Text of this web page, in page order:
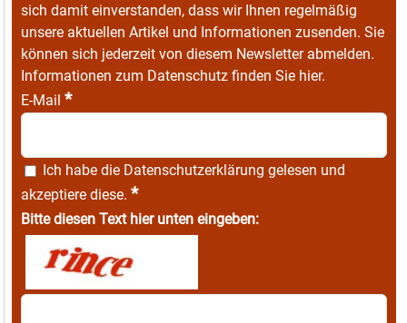
sich damit einverstanden, dass wir Ihnen regelmäßig
unsere aktuellen Artikel und Informationen zusenden. Sie
können sich jederzeit von diesem Newsletter abmelden.
Informationen zum Datenschutz finden Sie hier.
E-Mail *
Ich habe die Datenschutzerklärung gelesen und
akzeptiere diese. *
Bitte diesen Text hier unten eingeben: